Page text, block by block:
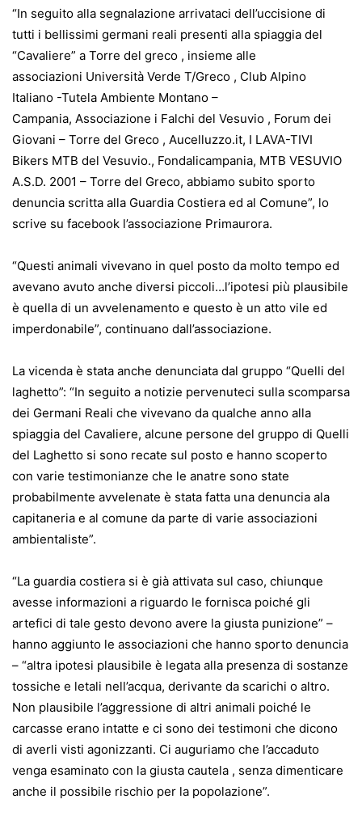
“In seguito alla segnalazione arrivataci dell’uccisione di
tutti i bellissimi germani reali presenti alla spiaggia del
“Cavaliere” a Torre del greco , insieme alle
associazioni Università Verde T/Greco , Club Alpino
Italiano -Tutela Ambiente Montano –
Campania, Associazione i Falchi del Vesuvio , Forum dei
Giovani – Torre del Greco , Aucelluzzo.it, I LAVA-TIVI
Bikers MTB del Vesuvio., Fondalicampania, MTB VESUVIO
A.S.D. 2001 – Torre del Greco, abbiamo subito sporto
denuncia scritta alla Guardia Costiera ed al Comune”, lo
scrive su facebook l’associazione Primaurora.
“Questi animali vivevano in quel posto da molto tempo ed
avevano avuto anche diversi piccoli…l’ipotesi più plausibile
è quella di un avvelenamento e questo è un atto vile ed
imperdonabile”, continuano dall’associazione.
La vicenda è stata anche denunciata dal gruppo “Quelli del
laghetto”: “In seguito a notizie pervenuteci sulla scomparsa
dei Germani Reali che vivevano da qualche anno alla
spiaggia del Cavaliere, alcune persone del gruppo di Quelli
del Laghetto si sono recate sul posto e hanno scoperto
con varie testimonianze che le anatre sono state
probabilmente avvelenate è stata fatta una denuncia ala
capitaneria e al comune da parte di varie associazioni
ambientaliste”.
“La guardia costiera si è già attivata sul caso, chiunque
avesse informazioni a riguardo le fornisca poiché gli
artefici di tale gesto devono avere la giusta punizione” –
hanno aggiunto le associazioni che hanno sporto denuncia
– “altra ipotesi plausibile è legata alla presenza di sostanze
tossiche e letali nell’acqua, derivante da scarichi o altro.
Non plausibile l’aggressione di altri animali poiché le
carcasse erano intatte e ci sono dei testimoni che dicono
di averli visti agonizzanti. Ci auguriamo che l’accaduto
venga esaminato con la giusta cautela , senza dimenticare
anche il possibile rischio per la popolazione”.